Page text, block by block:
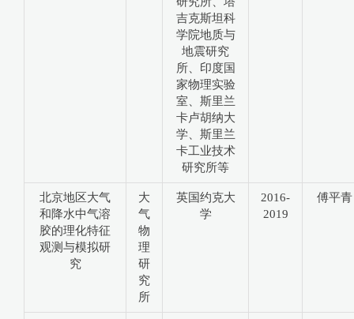
吉克斯坦科
学院地质与
地震研究
所、印度国
家物理实验
室、斯里兰
卡卢胡纳大
学、斯里兰
卡工业技术
研究所等
北京地区大气
和降水中气溶
胶的理化特征
观测与模拟研
究
大
气
物
理
研
究
所
英国约克大
学
2016-
2019
傅平青